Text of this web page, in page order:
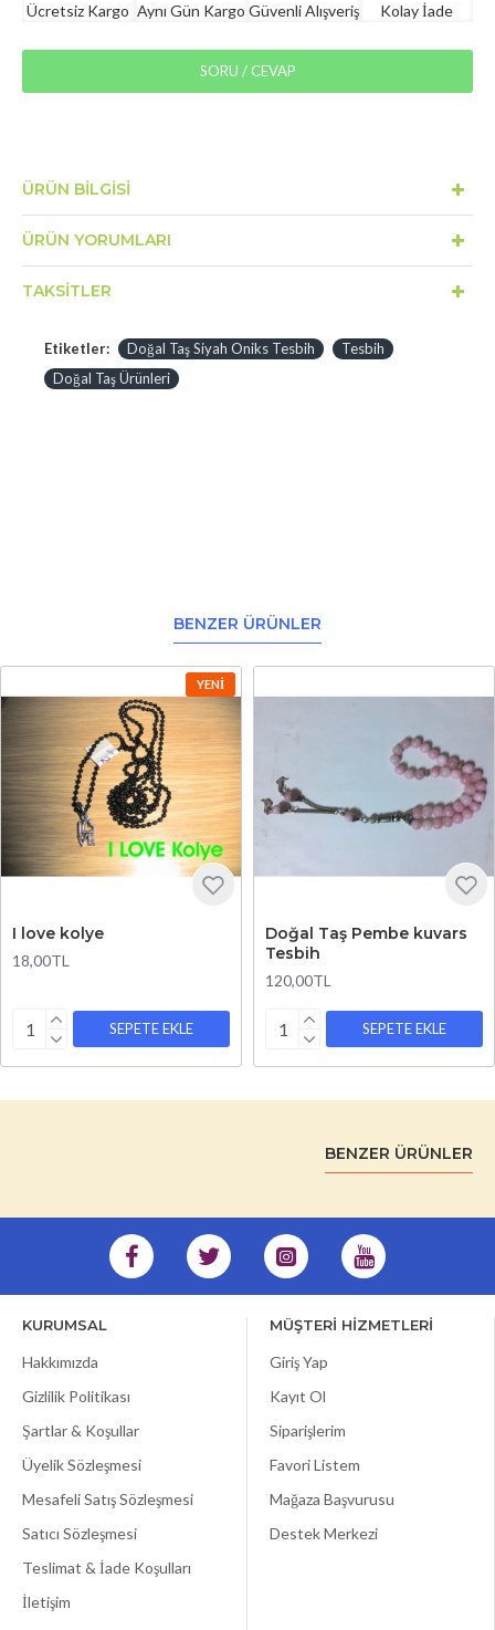
Ücretsiz Kargo Aynı Gün Kargo Güvenli Alışveriş Kolay İade
SORU / CEVAP
ÜRÜN BILGISI
ÜRÜN YORUMLARI
TAKSITLER
Etiketler: Doğal Taş Siyah Oniks Tesbih
Tesbih
Doğal Taş Ürünleri
BENZER ÜRÜNLER
YENI
I love kolye
18,00TL
SEPETE EKLE
Doğal Taş Pembe kuvars
Tesbih
120,00TL
SEPETE EKLE
BENZER ÜRÜNLER
KURUMSAL
Hakkımızda
Gizlilik Politikası
Şartlar & Koşullar
Üyelik Sözleşmesi
Mesafeli Satış Sözleşmesi
Satıcı Sözleşmesi
Teslimat & İade Koşulları
İletişim
MÜŞTERİ HİZMETLERİ
Giriş Yap
Kayıt Ol
Siparişlerim
Favori Listem
Mağaza Başvurusu
Destek Merkezi